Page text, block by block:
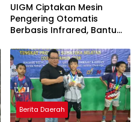
UIGM Ciptakan Mesin
Pengering Otomatis
Berbasis Infrared, Bantu
Pulau Kemaro
Berita Daerah